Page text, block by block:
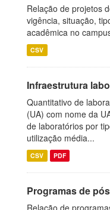
Relação de projetos
vigência, situação,
acadêmica no
CSV
Infraestrutura
Quantitativo de
(UA) com nome da
de laboratórios por
utilização média...
CSV PDF
Programas de
Relação de